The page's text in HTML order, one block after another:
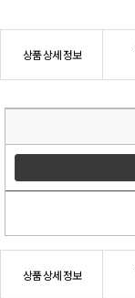
상품 상세 정보
상품 상세 정보